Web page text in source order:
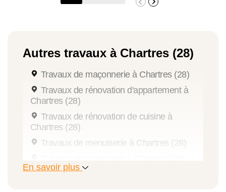
Autres travaux à Chartres (28)
Travaux de maçonnerie à Chartres (28)
Travaux de rénovation d'appartement à
Chartres (28)
Travaux de rénovation de cuisine à
Chartres (28)
Travaux de menuiserie à Chartres (28)
Travaux de plomberie à Chartres (28)
En savoir plus